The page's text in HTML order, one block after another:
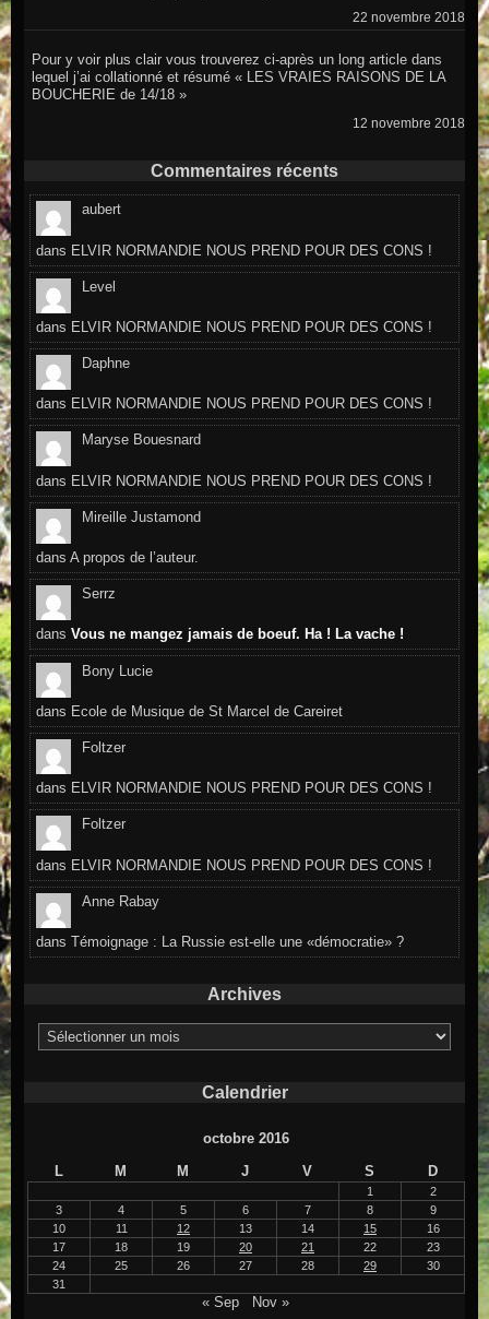
22 novembre 2018
Pour y voir plus clair vous trouverez ci-après un long article dans
lequel j’ai collationné et résumé « LES VRAIES RAISONS DE LA
BOUCHERIE de 14/18 »
12 novembre 2018
Commentaires récents
aubert
dans ELVIR NORMANDIE NOUS PREND POUR DES CONS !
Level
dans ELVIR NORMANDIE NOUS PREND POUR DES CONS !
Daphne
dans ELVIR NORMANDIE NOUS PREND POUR DES CONS !
Maryse Bouesnard
dans ELVIR NORMANDIE NOUS PREND POUR DES CONS !
Mireille Justamond
dansA propos de l’auteur.
Serrz
dansVous ne mangez jamais de boeuf. Ha ! La vache !
Bony Lucie
dans Ecole de Musique de St Marcel de Careiret
Foltzer
dans ELVIR NORMANDIE NOUS PREND POUR DES CONS !
Foltzer
dans ELVIR NORMANDIE NOUS PREND POUR DES CONS !
Anne Rabay
dansTémoignage : La Russie est-elle une «démocratie» ?
Archives
Archives
Calendrier
octobre 2016
L
M M J V S D
1
2
3
4 5 6 7 8
9
10
11 12 13 14 15
16
17
18 19 20 21 22
23
24
25 26 27 28 29
30
31
« Sep Nov »